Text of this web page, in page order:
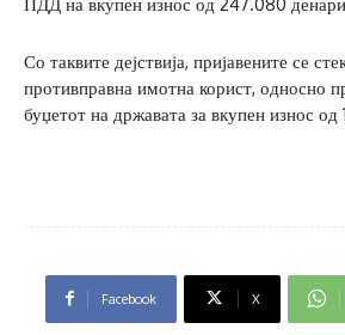
Со таквите дејствија, пријавените се
противправна имотна корист, односно
буџетот на државата за вкупен износ
Facebook X